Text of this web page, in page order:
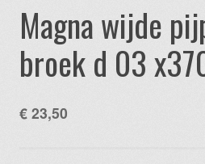
Magna wijde
broek d 03
€ 23,50